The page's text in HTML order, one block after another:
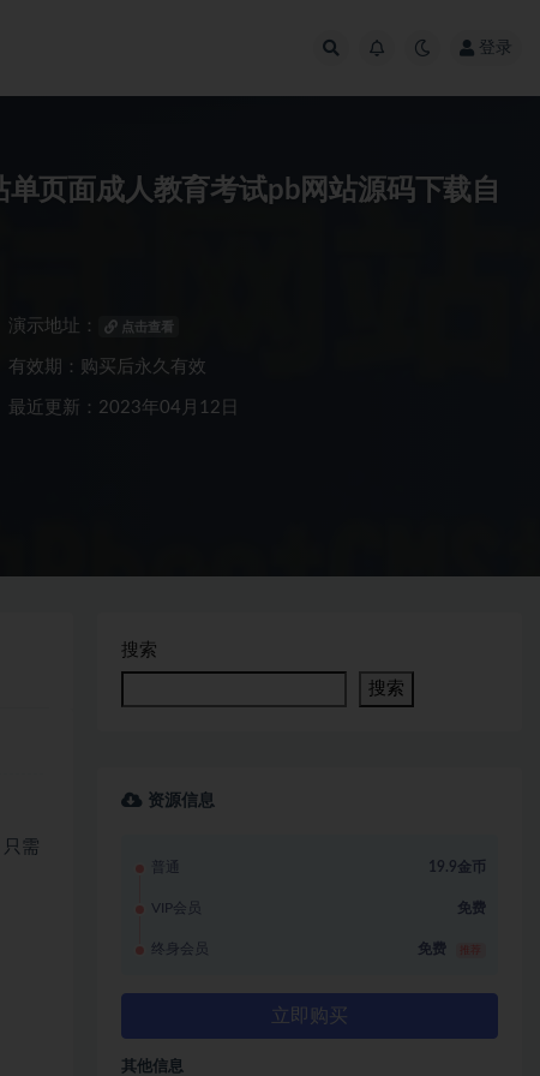
登录
页面成人教育考试pb网站源码下载自
演示地址： 点击查看
有效期：购买后永久有效
最近更新：2023年04月12日
需
搜索
搜索
资源信息
普通 19.9金币
VIP会员 免费
终身会员 免费
立即购买
其他信息